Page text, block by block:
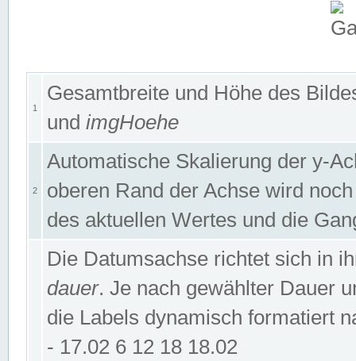
1
Gesamtbreite und Höhe des
und imgHoehe
2
Automatische Skalierung der y-
oberen Rand der Achse wird
des aktuellen Wertes und die
Die Datumsachse richtet sich in
dauer. Je nach gewählter Dauer
die Labels dynamisch formatiert
- 17.02 6 12 18 18.02